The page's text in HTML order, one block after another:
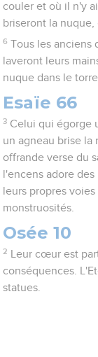
couler et où il n'y
briseront la nuque,
6 Tous les anciens
laveront leurs
nuque dans le
Esaïe 66
3 Celui qui égorge
un agneau brise la
offrande verse du
l'encens adore
leurs propres
monstruosités.
Osée 10
2
Leur cœur est
conséquences.
statues.